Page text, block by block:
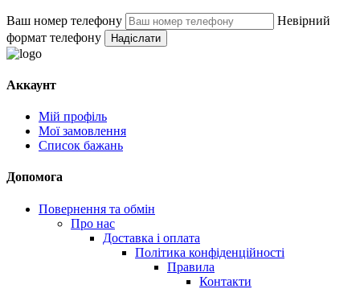
Ваш номер телефону
Невірний
формат телефону
Надіслати
Аккаунт
Мій профіль
Мої замовлення
Список бажань
Допомога
Повернення та обмін
Про нас
Доставка і оплата
Політика конфіденційності
Правила
Контакти